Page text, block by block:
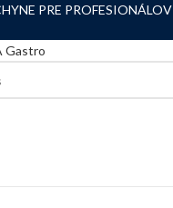
PRE PROFESIONÁLOV